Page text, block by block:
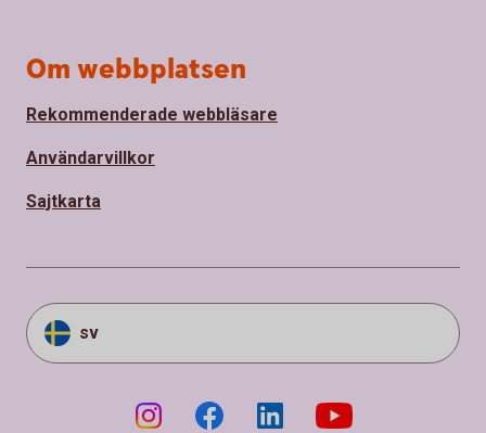
Om webbplatsen
Rekommenderade webbläsare
Användarvillkor
Sajtkarta
sv